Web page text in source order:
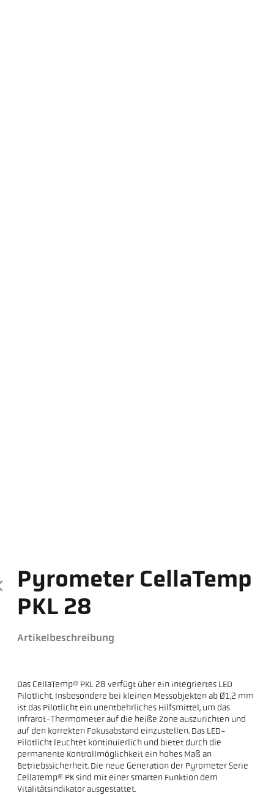
Pyrometer CellaTemp
PKL 28
Artikelbeschreibung
Das CellaTemp® PKL 28 verfügt über ein integriertes LED
Pilotlicht. Insbesondere bei kleinen Messobjekten ab Ø1,2 mm
ist das Pilotlicht ein unentbehrliches Hilfsmittel, um das
Infrarot-Thermometer auf die heiße Zone auszurichten und
auf den korrekten Fokusabstand einzustellen. Das LED-
Pilotlicht leuchtet kontinuierlich und bietet durch die
permanente Kontrollmöglichkeit ein hohes Maß an
Betriebssicherheit. Die neue Generation der Pyrometer Serie
CellaTemp® PK sind mit einer smarten Funktion dem
Vitalitätsindikator ausgestattet.